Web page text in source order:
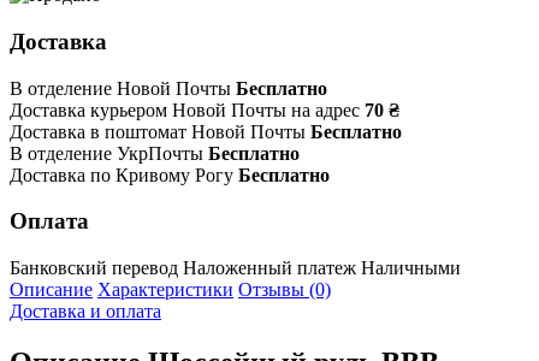
Доставка
В отделение Новой Почты Бесплатно
Доставка курьером Новой Почты на адрес 70 ₴
Доставка в поштомат Новой Почты Бесплатно
В отделение УкрПочты Бесплатно
Доставка по Кривому Рогу Бесплатно
Оплата
Банковский перевод Наложенный платеж Наличными
Описание Характеристики Отзывы (0)
Доставка и оплата